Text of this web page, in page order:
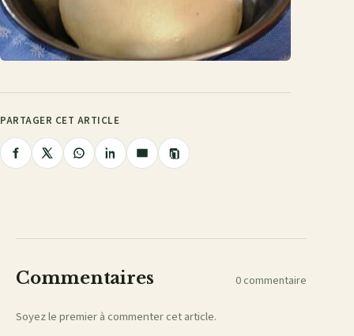
PARTAGER CET ARTICLE
PartagerPartagerPartagerPartagerPartager
Copier
le
Commentaires 0 commentaire
Soyez le premier à commenter cet article.